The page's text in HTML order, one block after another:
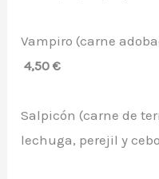
Vampiro (carne
4,50 €
Salpicón (carne de
lechuga, perejil y